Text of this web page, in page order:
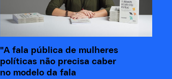
"A fala pública de mulheres
políticas não precisa caber
no modelo da fala